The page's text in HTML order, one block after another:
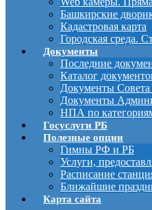
Башкирские
Кадастровая карта
Городская среда.
Документы
Последние
Каталог
Документы
Документы
НПА по
Госуслуги РБ
Полезные опции
Гимны РФ и РБ
Услуги,
Расписание
Ближайшие
Карта сайта